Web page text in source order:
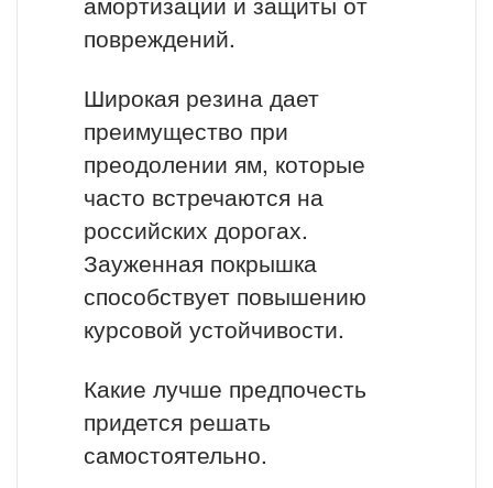
повреждений.
Широкая резина дает
преимущество при
преодолении ям, которые
часто встречаются на
российских дорогах.
Зауженная покрышка
способствует повышению
курсовой устойчивости.
Какие лучше предпочесть
придется решать
самостоятельно.